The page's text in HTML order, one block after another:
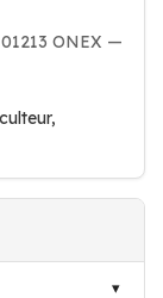
ONEX —